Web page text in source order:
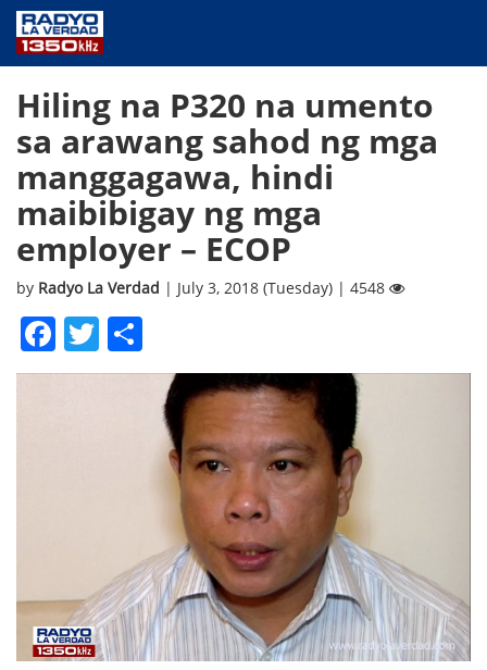
PUBLIC SERVICE
ANNOUNCEMENTS
PROGRAMS
ABOUT
CONTACT US
Hiling na P320 na umento
sa arawang sahod ng mga
manggagawa, hindi
maibibigay ng mga
employer – ECOP
by Radyo La Verdad | July 3, 2018 (Tuesday) | 4548
Facebook
Twitter